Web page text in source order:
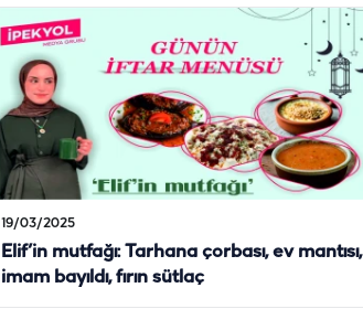
19/03/2025
Elif’in mutfağı: Tarhana çorbası, ev mantısı,
imam bayıldı, fırın sütlaç